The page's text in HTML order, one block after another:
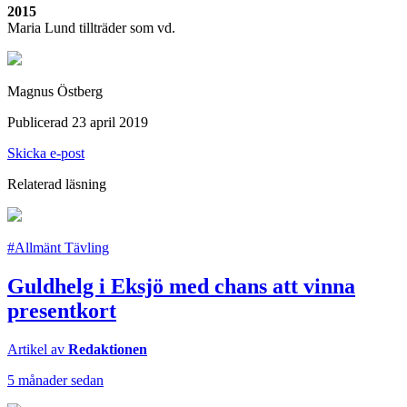
2015
Maria Lund tillträder som vd.
Magnus Östberg
Publicerad 23 april 2019
Skicka e-post
Relaterad läsning
#Allmänt Tävling
Guldhelg i Eksjö med chans att vinna
presentkort
Artikel av Redaktionen
5 månader sedan